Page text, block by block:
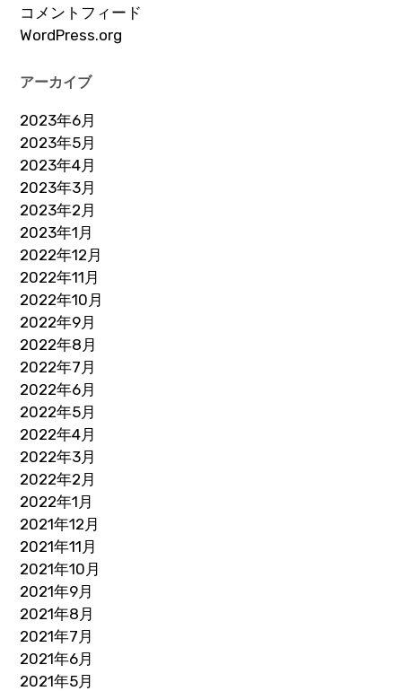
コメントフィード
WordPress.org
アーカイブ
2023年6月
2023年5月
2023年4月
2023年3月
2023年2月
2023年1月
2022年12月
2022年11月
2022年10月
2022年9月
2022年8月
2022年7月
2022年6月
2022年5月
2022年4月
2022年3月
2022年2月
2022年1月
2021年12月
2021年11月
2021年10月
2021年9月
2021年8月
2021年7月
2021年6月
2021年5月